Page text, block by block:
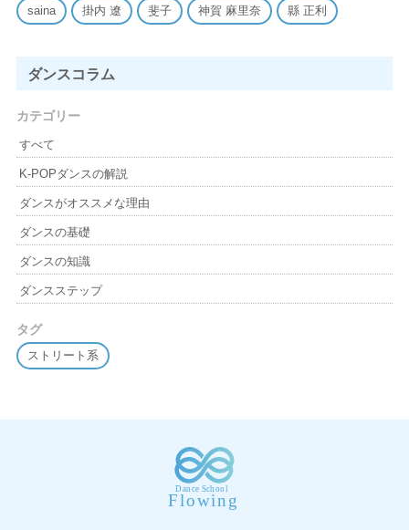
saina 掛内 遼 斐子 神賀 麻里奈 縣 正利
ダンスコラム
カテゴリー
すべて
K-POPダンスの解説
ダンスがオススメな理由
ダンスの基礎
ダンスの知識
ダンスステップ
タグ
ストリート系